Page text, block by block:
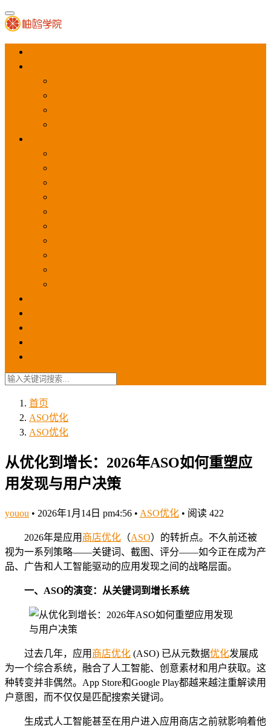
首页
ASO优化
ASO优化
从优化到增长：2026年ASO如何重塑应
用发现与用户决策
youou • 2026年1月14日 pm4:56 • ASO优化 • 阅读 422
2026年是应用 商店优化 （ASO）的转折点。不久前还被
视为一系列策略——关键词、截图、评分——如今正在成为产
品、广告和人工智能驱动的应用发现之间的战略层面。
一、 ASO的演变：从关键词到增长系统
过去几年，应用 商店优化 (ASO) 已从元数据优化发展成
为一个综合系统，融合了人工智能、创意素材和用户获取。这
种转变并非偶然。App Store和Google Play都越来越注重解读用
户意图，而不仅仅是匹配搜索关键词。
生成式人工智能甚至在用户进入应用商店之前就影响着他